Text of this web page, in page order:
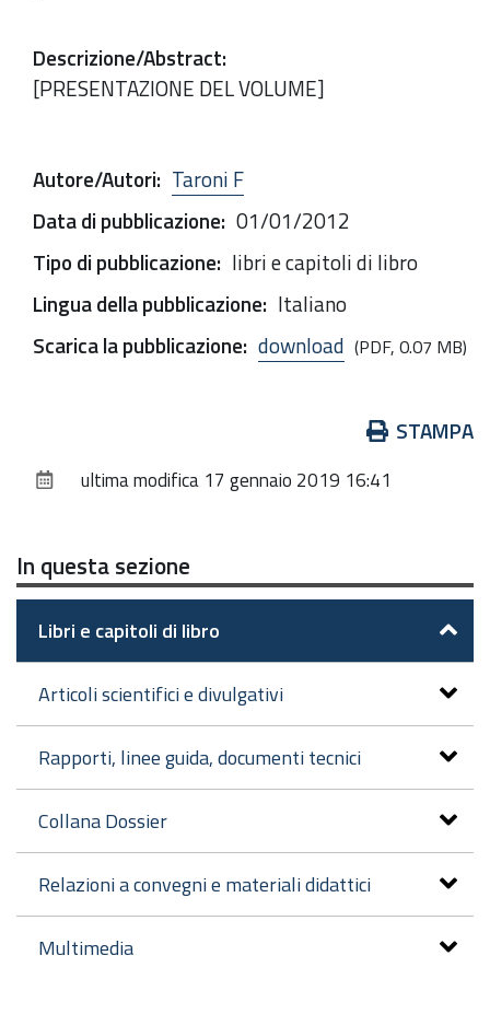
Descrizione/Abstract:
[PRESENTAZIONE DEL VOLUME]
Autore/Autori: Taroni F
Data di pubblicazione: 01/01/2012
Tipo di pubblicazione: libri e capitoli di libro
Lingua della pubblicazione: Italiano
Scarica la pubblicazione: download (PDF, 0.07 MB)
documento
STAMPA
ultima modifica 17 gennaio 2019 16:41
In questa sezione
Libri e capitoli di libro
Articoli scientifici e divulgativi
Rapporti, linee guida, documenti tecnici
Collana Dossier
Relazioni a convegni e materiali didattici
Multimedia